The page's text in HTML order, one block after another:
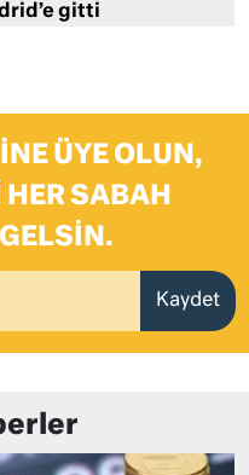
gitti
ÜYE OLUN,
SABAH
Kaydet